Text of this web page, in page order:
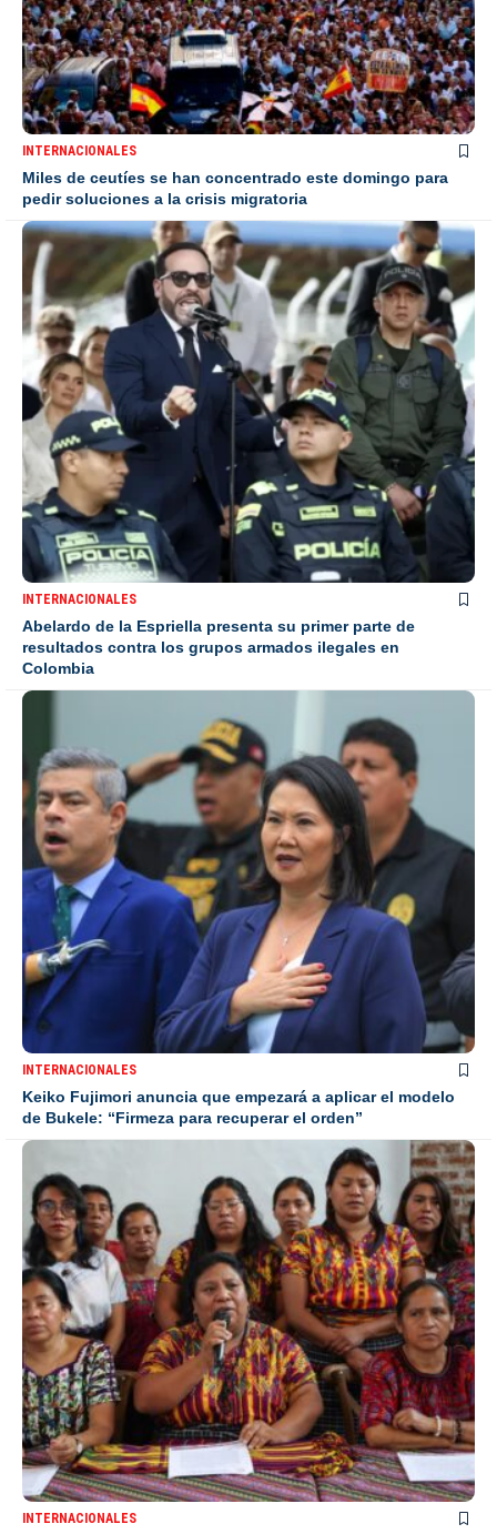
INTERNACIONALES
Miles de ceutíes se han concentrado este domingo para
pedir soluciones a la crisis migratoria
INTERNACIONALES
Abelardo de la Espriella presenta su primer parte de
resultados contra los grupos armados ilegales en
Colombia
INTERNACIONALES
Keiko Fujimori anuncia que empezará a aplicar el modelo
de Bukele: “Firmeza para recuperar el orden”
INTERNACIONALES